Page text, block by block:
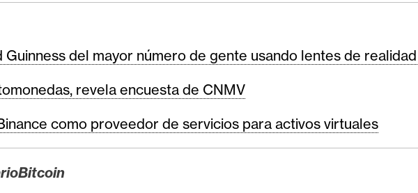
del mayor número de gente usando lentes de
revela encuesta de CNMV
como proveedor de servicios para activos virtuales